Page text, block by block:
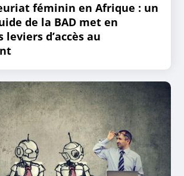
féminin en Afrique : un
de la BAD met en
d’accès au